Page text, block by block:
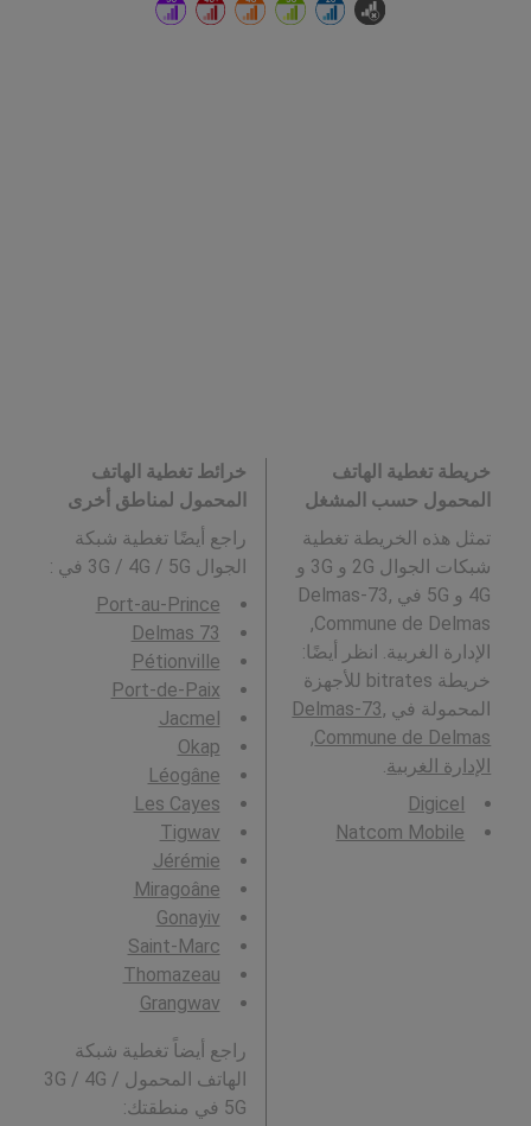
خريطة تغطية الهاتف
المحمول حسب المشغل
تمثل هذه الخريطة تغطية
شبكات الجوال 2G و 3G و
4G و 5G في Delmas-73,
Commune de Delmas,
الإدارة الغربية. انظر أيضًا:
خريطة bitrates للأجهزة
المحمولة في Delmas-73,
Commune de Delmas,
الإدارة الغربية.
Digicel
Natcom Mobile
خرائط تغطية الهاتف
المحمول لمناطق أخرى
راجع أيضًا تغطية شبكة
الجوال 3G / 4G / 5G في
:
Port-au-Prince
Delmas 73
Pétionville
Port-de-Paix
Jacmel
Okap
Léogâne
Les Cayes
Tigwav
Jérémie
Miragoâne
Gonayiv
Saint-Marc
Thomazeau
Grangwav
راجع أيضاً تغطية شبكة
الهاتف المحمول 3G / 4G /
5G في منطقتك: